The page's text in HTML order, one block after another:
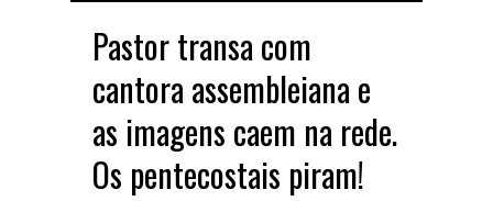
Pastor transa com
cantora assembleiana e
as imagens caem na rede.
Os pentecostais piram!